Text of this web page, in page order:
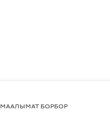
МААЛЫМАТ БОРБОР